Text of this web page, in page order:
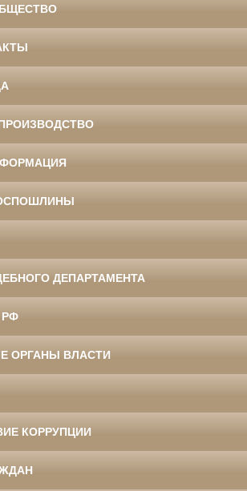
ДЕПАРТАМЕНТА
РФ
ОРГАНЫ ВЛАСТИ
КОРРУПЦИИ